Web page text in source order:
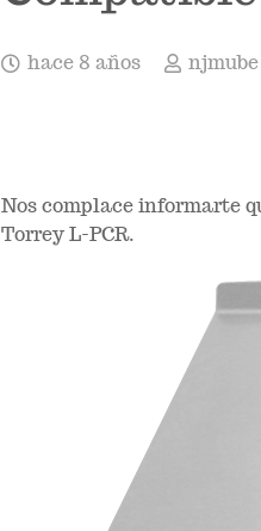
hace 8 años njmube
Nos complace informarte
Torrey L-PCR.